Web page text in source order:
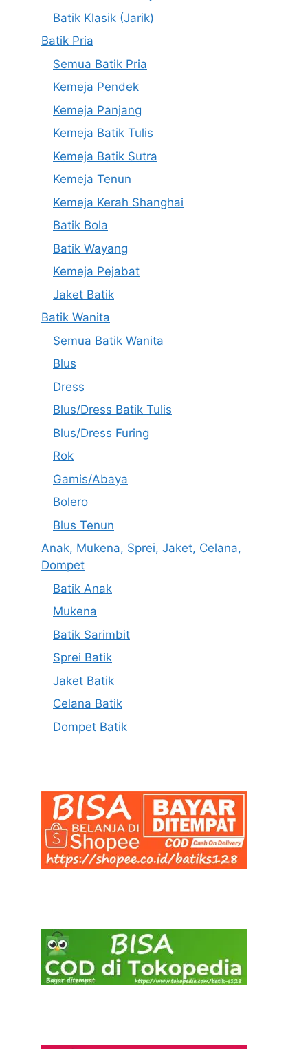
Batik Klasik (Jarik)
Batik Pria
Semua Batik Pria
Kemeja Pendek
Kemeja Panjang
Kemeja Batik Tulis
Kemeja Batik Sutra
Kemeja Tenun
Kemeja Kerah Shanghai
Batik Bola
Batik Wayang
Kemeja Pejabat
Jaket Batik
Batik Wanita
Semua Batik Wanita
Blus
Dress
Blus/Dress Batik Tulis
Blus/Dress Furing
Rok
Gamis/Abaya
Bolero
Blus Tenun
Anak, Mukena, Sprei, Jaket, Celana,
Dompet
Batik Anak
Mukena
Batik Sarimbit
Sprei Batik
Jaket Batik
Celana Batik
Dompet Batik